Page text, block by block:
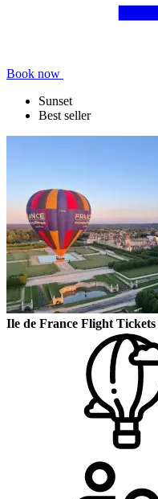
Book now
Sunset
Best seller
Ile de France Flight Tickets